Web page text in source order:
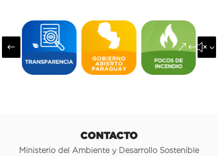
#
CONTACTO
Ministerio del Ambiente y Desarrollo Sostenible